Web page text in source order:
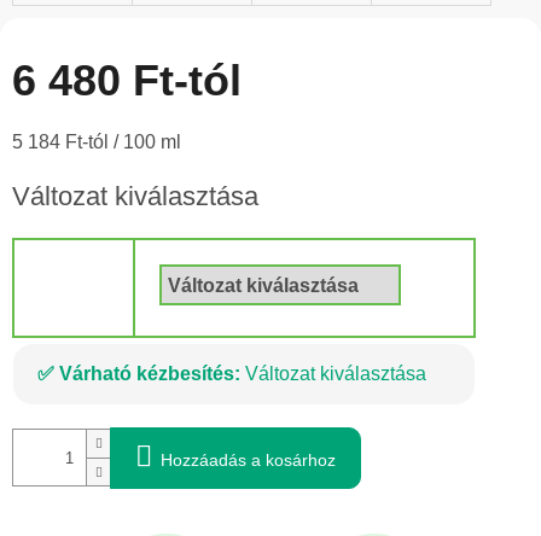
6 480 Ft-tól
Egységár:
5 184 Ft-tól / 100 ml
Változat kiválasztása
Várható kézbesítés: Változat kiválasztása
Hozzáadás a kosárhoz